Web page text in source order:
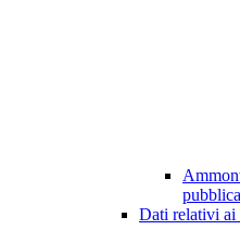
Dati relativi ai